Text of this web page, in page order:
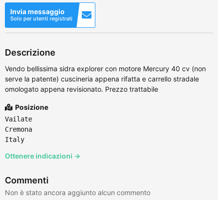
Invia messaggio
Solo per utenti registrati
Descrizione
Vendo bellissima sidra explorer con motore Mercury 40 cv (non
serve la patente) cuscineria appena rifatta e carrello stradale
omologato appena revisionato. Prezzo trattabile
Posizione
Vailate
Cremona
Italy
Ottenere indicazioni →
Commenti
Non è stato ancora aggiunto alcun commento